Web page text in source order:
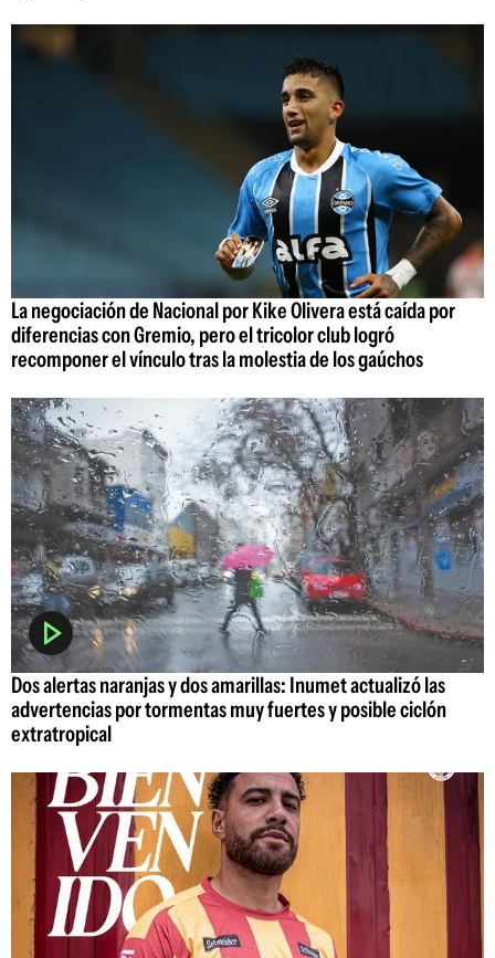
La negociación de Nacional por Kike Olivera está caída por
diferencias con Gremio, pero el tricolor club logró
recomponer el vínculo tras la molestia de los gaúchos
Dos alertas naranjas y dos amarillas: Inumet actualizó las
advertencias por tormentas muy fuertes y posible ciclón
extratropical